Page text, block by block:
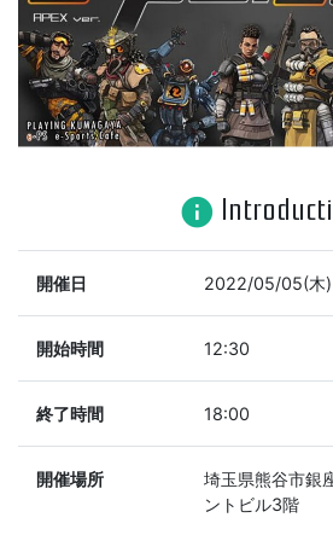
info
開催日 2022/05/05(木)
開始時間 12:30
終了時間 18:00
開催場所
埼玉県熊谷市銀
ントビル3階